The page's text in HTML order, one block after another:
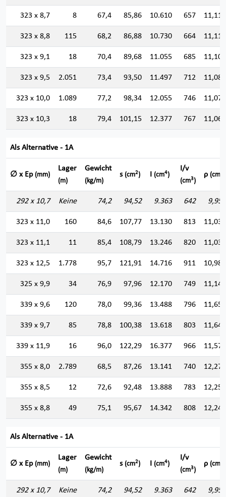
323 x 8,7 8 67,4 85,86 10.610 657 11,116
323 x 8,8 115 68,2 86,88 10.730 664 11,113
323 x 9,1 18 70,4 89,68 11.055 685 11,102
323 x 9,5 2.051 73,4 93,50 11.497 712 11,088
323 x 10,0 1.089 77,2 98,34 12.055 746 11,071
323 x 10,3 18 79,4 101,15 12.377 767 11,061
Als Alternative - 1A
∅ x Ep (mm)
Lager
(m)
Gewicht
(kg/m)
s (cm2) I (cm4)
I/v
(cm3)
ρ (cm)
292 x 10,7 Keine 74,2 94,52 9.363 642 9,952
323 x 11,0 160 84,6 107,77 13.130 813 11,037
323 x 11,1 11 85,4 108,79 13.246 820 11,034
323 x 12,5 1.778 95,7 121,91 14.716 911 10,986
325 x 9,9 34 76,9 97,96 12.170 749 11,146
339 x 9,6 120 78,0 99,36 13.488 796 11,651
339 x 9,7 85 78,8 100,38 13.618 803 11,647
339 x 11,9 16 96,0 122,29 16.377 966 11,572
355 x 8,0 2.789 68,5 87,26 13.141 740 12,271
355 x 8,5 12 72,6 92,48 13.888 783 12,254
355 x 8,8 49 75,1 95,67 14.342 808 12,243
Als Alternative - 1A
∅ x Ep (mm)
Lager
(m)
Gewicht
(kg/m)
s (cm2) I (cm4)
I/v
(cm3)
ρ (cm)
292 x 10,7 Keine 74,2 94,52 9.363 642 9,952